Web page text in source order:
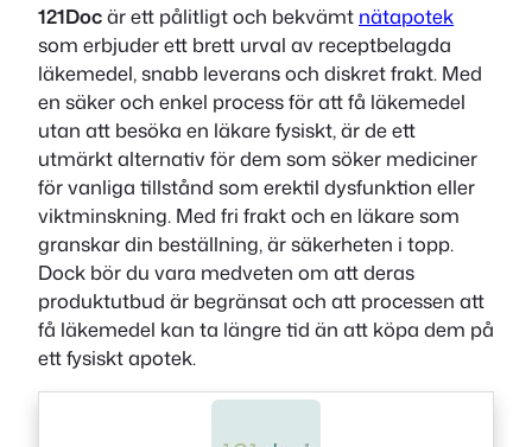
121Docär ett pålitligt och bekvämt nätapotek
som erbjuder ett brett urval av receptbelagda
läkemedel, snabb leverans och diskret frakt. Med
en säker och enkel process för att få läkemedel
utan att besöka en läkare fysiskt, är de ett
utmärkt alternativ för dem som söker mediciner
för vanliga tillstånd som erektil dysfunktion eller
viktminskning. Med fri frakt och en läkare som
granskar din beställning, är säkerheten i topp.
Dock bör du vara medveten om att deras
produktutbud är begränsat och att processen att
få läkemedel kan ta längre tid än att köpa dem på
ett fysiskt apotek.